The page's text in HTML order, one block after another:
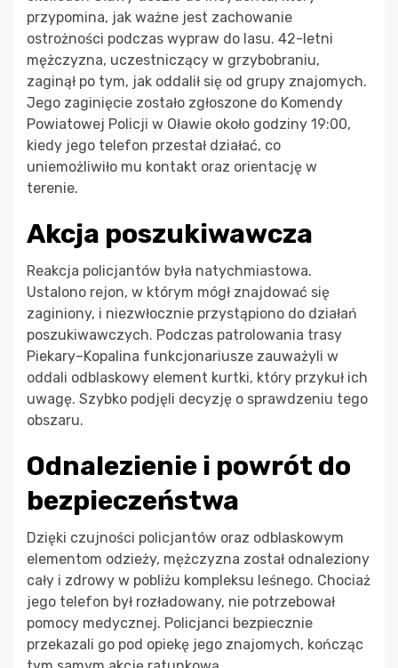
przypomina, jak ważne jest zachowanie
ostrożności podczas wypraw do lasu. 42-letni
mężczyzna, uczestniczący w grzybobraniu,
zaginął po tym, jak oddalił się od grupy znajomych.
Jego zaginięcie zostało zgłoszone do Komendy
Powiatowej Policji w Oławie około godziny 19:00,
kiedy jego telefon przestał działać, co
uniemożliwiło mu kontakt oraz orientację w
terenie.
Akcja poszukiwawcza
Reakcja policjantów była natychmiastowa.
Ustalono rejon, w którym mógł znajdować się
zaginiony, i niezwłocznie przystąpiono do działań
poszukiwawczych. Podczas patrolowania trasy
Piekary–Kopalina funkcjonariusze zauważyli w
oddali odblaskowy element kurtki, który przykuł ich
uwagę. Szybko podjęli decyzję o sprawdzeniu tego
obszaru.
Odnalezienie i powrót do
bezpieczeństwa
Dzięki czujności policjantów oraz odblaskowym
elementom odzieży, mężczyzna został odnaleziony
cały i zdrowy w pobliżu kompleksu leśnego. Chociaż
jego telefon był rozładowany, nie potrzebował
pomocy medycznej. Policjanci bezpiecznie
przekazali go pod opiekę jego znajomych, kończąc